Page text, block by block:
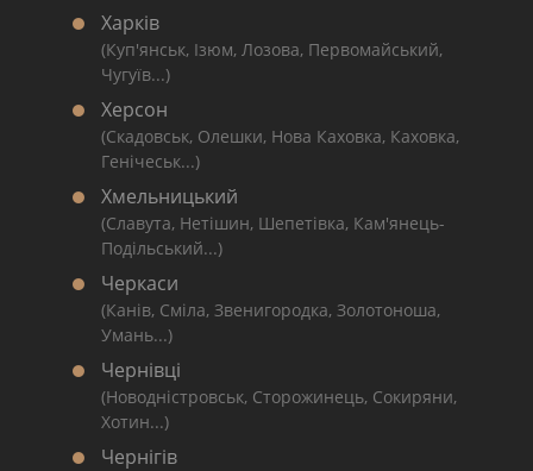
Харків
(Куп'янськ, Ізюм, Лозова, Первомайський,
Чугуїв...)
Херсон
(Скадовськ, Олешки, Нова Каховка, Каховка,
Генічеськ...)
Хмельницький
(Славута, Нетішин, Шепетівка, Кам'янець-
Подільський...)
Черкаси
(Канів, Сміла, Звенигородка, Золотоноша,
Умань...)
Чернівці
(Новодністровськ, Сторожинець, Сокиряни,
Хотин...)
Чернігів